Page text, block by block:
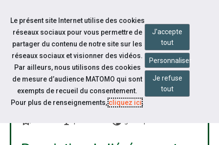
Aller au contenu
CHALLENGE HANDICAP &
TECHNOLOGIE
bookmarks nest_cam_indoor public
Le présent site Internet utilise des cookies
réseaux sociaux pour vous permettre de
partager du contenu de notre site sur les
réseaux sociaux et visionner des vidéos.
Par ailleurs, nous utilisons des cookies
de mesure d’audience MATOMO qui sont
exempts de recueil du consentement.
Pour plus de renseignements,cliquez ici.
J'accepte
tout
Personnaliser
Je refuse
tout